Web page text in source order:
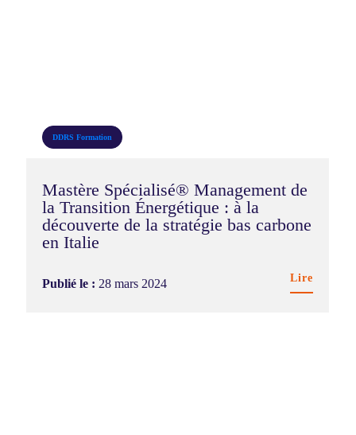
DDRS Formation
Mastère Spécialisé® Management de
la Transition Énergétique : à la
découverte de la stratégie bas carbone
en Italie
Publié le :28 mars 2024 Lire